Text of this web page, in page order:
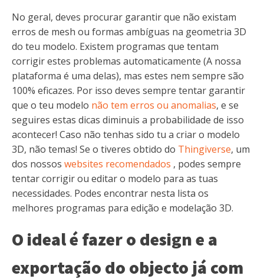
No geral, deves procurar garantir que não existam
erros de mesh ou formas ambíguas na geometria 3D
do teu modelo. Existem programas que tentam
corrigir estes problemas automaticamente (A nossa
plataforma é uma delas), mas estes nem sempre são
100% eficazes. Por isso deves sempre tentar garantir
que o teu modelo não tem erros ou anomalias, e se
seguires estas dicas diminuis a probabilidade de isso
acontecer! Caso não tenhas sido tu a criar o modelo
3D, não temas! Se o tiveres obtido do Thingiverse, um
dos nossos websites recomendados , podes sempre
tentar corrigir ou editar o modelo para as tuas
necessidades. Podes encontrar nesta lista os
melhores programas para edição e modelação 3D.
O ideal é fazer o design e a
exportação do objecto já com